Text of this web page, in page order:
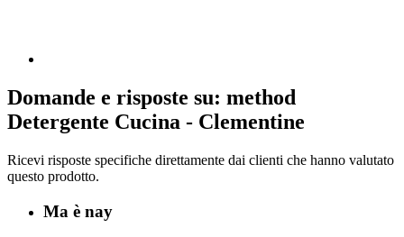
Domande e risposte su: method
Detergente Cucina - Clementine
Ricevi risposte specifiche direttamente dai clienti che hanno valutato
questo prodotto.
Ma è nay